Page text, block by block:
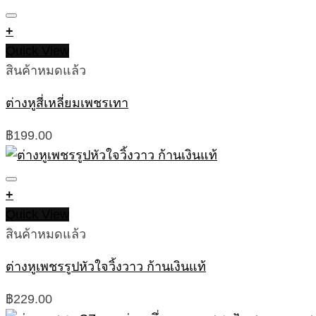
+
สินค้าหมดแล้ว
ต่างหูสี่เหลี่ยมเพชรเทา
฿199.00
+
สินค้าหมดแล้ว
ต่างหูเพชรรูปหัวใจวิ้งวาว ก้านเงินแท้
฿229.00